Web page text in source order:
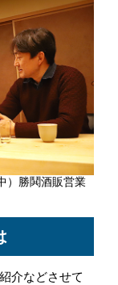
）勝鬨酒販営業
介などさせて